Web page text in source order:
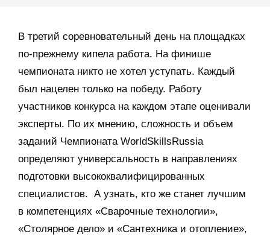
В третий соревновательный день на площадках
по-прежнему кипела работа. На финише
чемпионата никто не хотел уступать. Каждый
был нацелен только на победу. Работу
участников конкурса на каждом этапе оценивали
эксперты. По их мнению, сложность и объем
заданий Чемпионата WorldSkillsRussia
определяют универсальность в направлениях
подготовки высококвалифицированных
специалистов. А узнать, кто же станет лучшим
в компетенциях «Сварочные технологии»,
«Столярное дело» и «Сантехника и отопление»,